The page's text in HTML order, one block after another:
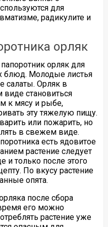
для
радикулите и
орляк
орляк для
блюд. Молодые листья
салаты. Орляк в
становиться
к мясу и рыбе,
эту тяжелую пищу.
или пожарить, но
в свежем виде.
есть ядовитое
растение следует
и только после этого
По вкусу растение
опята.
после сбора
его можно
растение уже